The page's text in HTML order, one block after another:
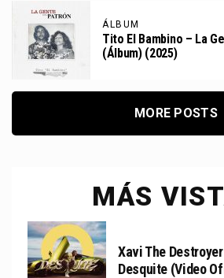
ÁLBUM
Tito El Bambino – La
(Álbum) (2025)
MORE POSTS
MÁS
Xavi The
Desquite (Video